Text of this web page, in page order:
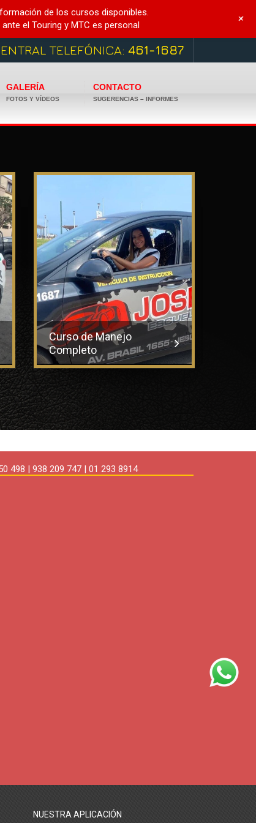
TELEFÓNICA: 461-1687
GALERÍA
FOTOS Y VÍDEOS
CONTACTO
SUGERENCIAS – INFORMES
Curso de Manejo
Completo
498 | 938 209 747 | 01 293 8914
NUESTRA APLICACIÓN
de los cursos disponibles.
el Touring y MTC es personal
+